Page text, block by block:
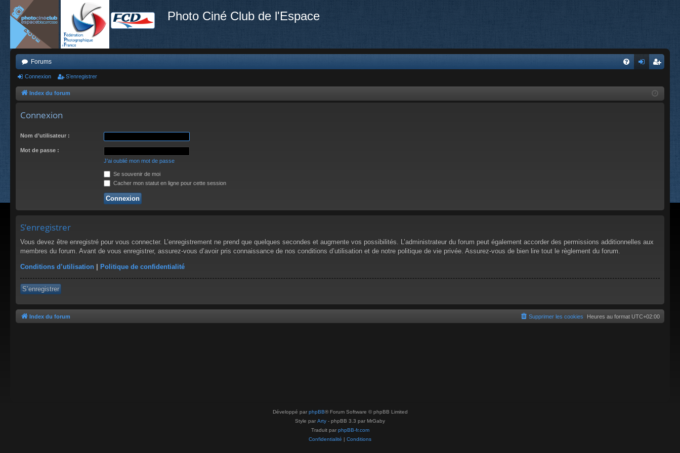
Photo Ciné Club de l'Espace
Forums
nr
Connexion S’enregistrer
Index du forum
Connexion
Nom d’utilisateur :
Mot de passe :
J’ai oublié mon mot de passe
Se souvenir de moi
Cacher mon statut en ligne pour cette session
S’enregistrer
Vous devez être enregistré pour vous connecter. L’enregistrement ne prend que quelques secondes et augmente vos possibilités. L’administrateur du forum peut également accorder des permissions additionnelles aux
membres du forum. Avant de vous enregistrer, assurez-vous d’avoir pris connaissance de nos conditions d’utilisation et de notre politique de vie privée. Assurez-vous de bien lire tout le règlement du forum.
Conditions d’utilisation | Politique de confidentialité
S’enregistrer
Index du forum Heures au format UTC+02:00
Supprimer les cookies
Développé par phpBB® Forum Software © phpBB Limited
Style par Arty - phpBB 3.3 par MrGaby
Traduit par phpBB-fr.com
Confidentialité | Conditions